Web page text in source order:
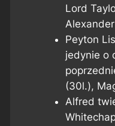
Lord
Peyton
jedynie o
(30l.),
Alfred